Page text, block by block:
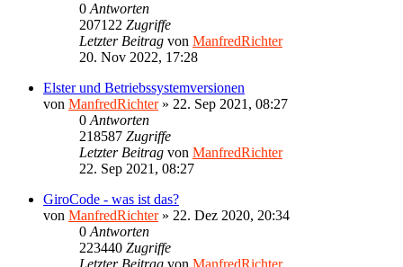
0 Antworten
207122 Zugriffe
Letzter Beitrag von ManfredRichter
20. Nov 2022, 17:28
Elster und Betriebssystemversionen
von ManfredRichter» 22. Sep 2021, 08:27
0 Antworten
218587 Zugriffe
Letzter Beitrag von ManfredRichter
22. Sep 2021, 08:27
GiroCode - was ist das?
von ManfredRichter» 22. Dez 2020, 20:34
0 Antworten
223440 Zugriffe
Letzter Beitrag von ManfredRichter